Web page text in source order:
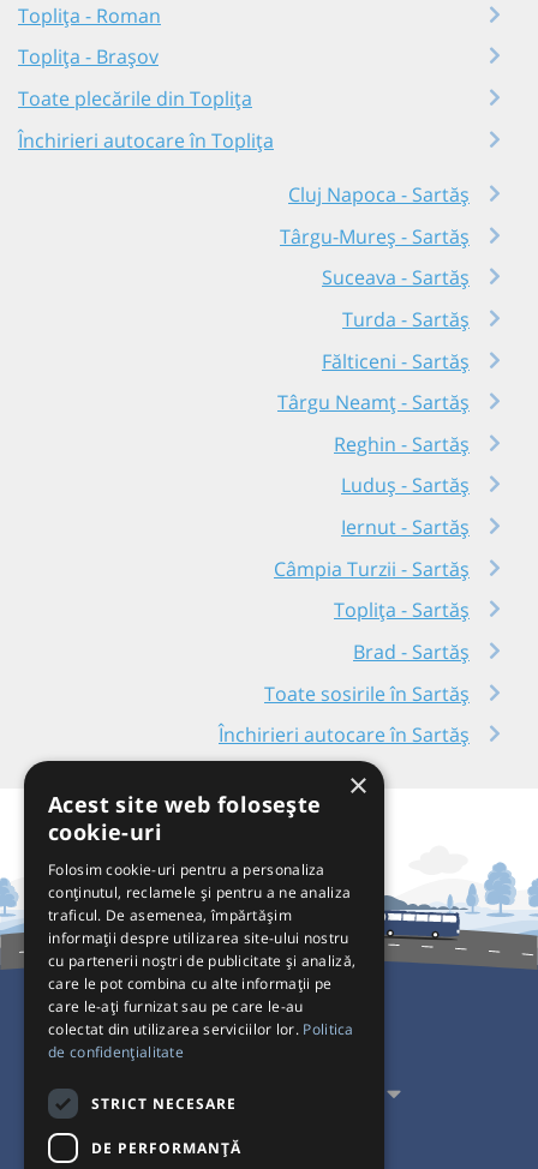
Toplița - Roman
Toplița - Brașov
Toate plecările din Toplița
Închirieri autocare în Toplița
Cluj Napoca - Sartăș
Târgu-Mureș - Sartăș
Suceava - Sartăș
Turda - Sartăș
Fălticeni - Sartăș
Târgu Neamț - Sartăș
Reghin - Sartăș
Luduș - Sartăș
Iernut - Sartăș
Câmpia Turzii - Sartăș
Toplița - Sartăș
Brad - Sartăș
Toate sosirile în Sartăș
Închirieri autocare în Sartăș
Pentru Călători
Pentru Transportatori
Interacționăm
×
Acest site web folosește
cookie-uri
Folosim cookie-uri pentru a personaliza
conținutul, reclamele și pentru a ne analiza
traficul. De asemenea, împărtășim
informații despre utilizarea site-ului nostru
cu partenerii noștri de publicitate și analiză,
care le pot combina cu alte informații pe
care le-ați furnizat sau pe care le-au
colectat din utilizarea serviciilor lor. Politica
de confidențialitate
STRICT NECESARE
DE PERFORMANȚĂ